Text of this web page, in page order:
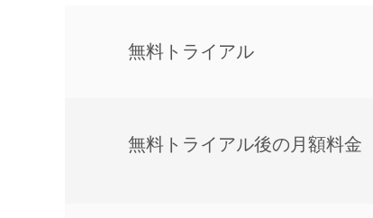
無料トライアル
無料トライアル後の⽉額料金